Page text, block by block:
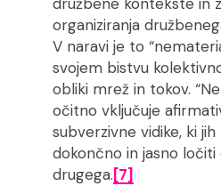
družbene kontekste in
organiziranja
V naravi je to
svojem bistvu
obliki mrež in tokov.
očitno vključuje
subverzivne vidike, ki
dokončno in jasno ločiti
drugega.[7]